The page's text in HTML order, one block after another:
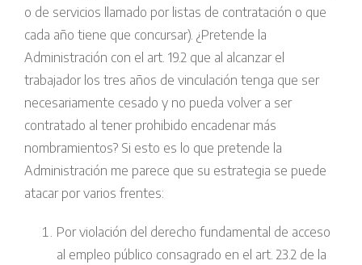
o de servicios llamado por listas de contratación o que
cada año tiene que concursar). ¿Pretende la
Administración con el art. 19.2 que al alcanzar el
trabajador los tres años de vinculación tenga que ser
necesariamente cesado y no pueda volver a ser
contratado al tener prohibido encadenar más
nombramientos? Si esto es lo que pretende la
Administración me parece que su estrategia se puede
atacar por varios frentes:
Por violación del derecho fundamental de acceso
al empleo público consagrado en el art. 23.2 de la